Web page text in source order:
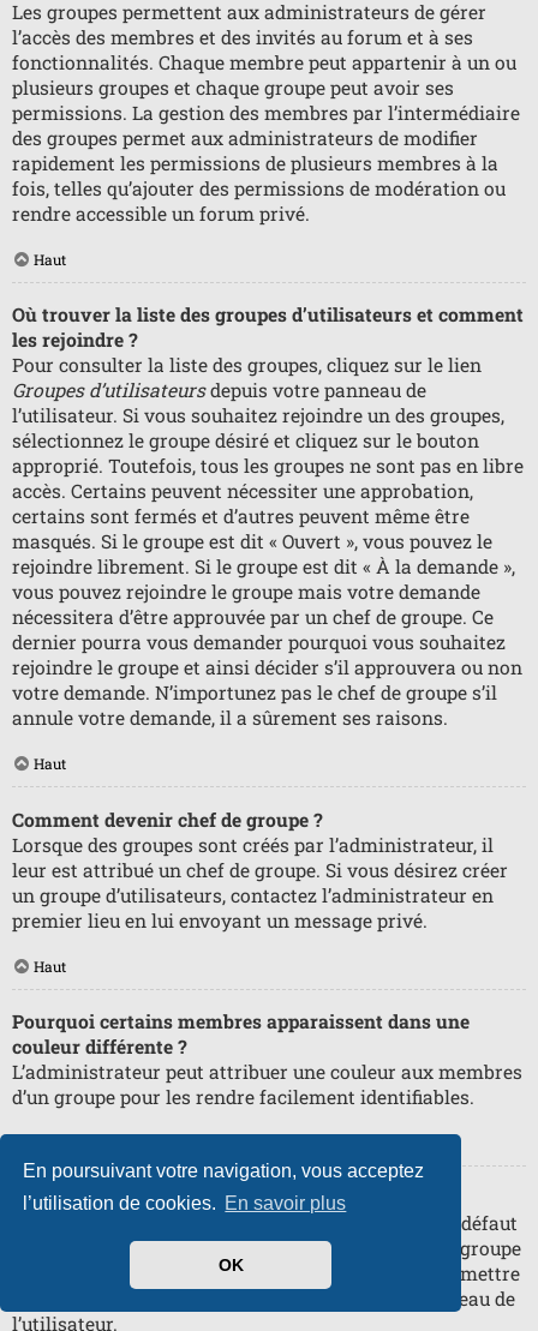
En poursuivant votre navigation, vous acceptez
l’utilisation de cookies. En savoir plus
OK
Les groupes permettent aux administrateurs de gérer
l’accès des membres et des invités au forum et à ses
fonctionnalités. Chaque membre peut appartenir à un ou
plusieurs groupes et chaque groupe peut avoir ses
permissions. La gestion des membres par l’intermédiaire
des groupes permet aux administrateurs de modifier
rapidement les permissions de plusieurs membres à la
fois, telles qu’ajouter des permissions de modération ou
rendre accessible un forum privé.
Haut
Où trouver la liste des groupes d’utilisateurs et comment
les rejoindre ?
Pour consulter la liste des groupes, cliquez sur le lien
Groupes d’utilisateursdepuis votre panneau de
l’utilisateur. Si vous souhaitez rejoindre un des groupes,
sélectionnez le groupe désiré et cliquez sur le bouton
approprié. Toutefois, tous les groupes ne sont pas en libre
accès. Certains peuvent nécessiter une approbation,
certains sont fermés et d’autres peuvent même être
masqués. Si le groupe est dit « Ouvert », vous pouvez le
rejoindre librement. Si le groupe est dit « À la demande »,
vous pouvez rejoindre le groupe mais votre demande
nécessitera d’être approuvée par un chef de groupe. Ce
dernier pourra vous demander pourquoi vous souhaitez
rejoindre le groupe et ainsi décider s’il approuvera ou non
votre demande. N’importunez pas le chef de groupe s’il
annule votre demande, il a sûrement ses raisons.
Haut
Comment devenir chef de groupe ?
Lorsque des groupes sont créés par l’administrateur, il
leur est attribué un chef de groupe. Si vous désirez créer
un groupe d’utilisateurs, contactez l’administrateur en
premier lieu en lui envoyant un message privé.
Haut
Pourquoi certains membres apparaissent dans une
couleur différente ?
L’administrateur peut attribuer une couleur aux membres
d’un groupe pour les rendre facilement identifiables.
Qu’est-ce qu’un « Groupe par défaut » ?
Si vous êtes membre de plus d’un groupe, celui par défaut
est utilisé pour déterminer le rang et la couleur de groupe
affichés par défaut. L’administrateur peut vous permettre
de changer votre groupe par défaut via votre panneau de
l’utilisateur.